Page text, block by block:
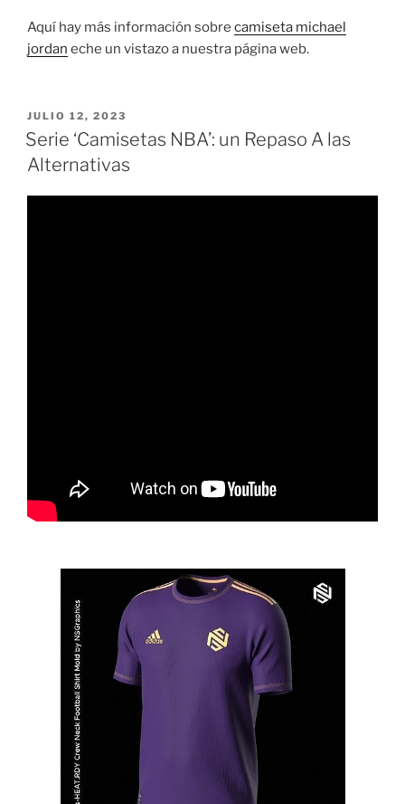
Aquí hay más información sobre camiseta michael
jordan eche un vistazo a nuestra página web.
PUBLICADO
EL
JULIO 12, 2023
Serie ‘Camisetas NBA’: un Repaso A las
Alternativas